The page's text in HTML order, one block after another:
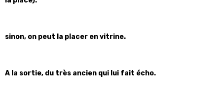
sinon, on peut la placer en vitrine.
A la sortie, du très ancien qui lui fait écho.